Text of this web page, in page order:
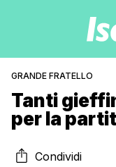
GRANDE FRATELLO
Tanti
per la
Condividi